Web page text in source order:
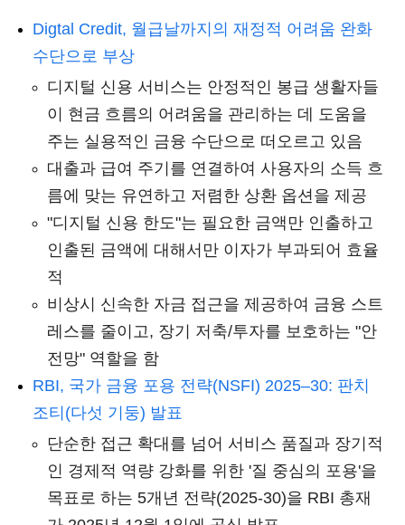
Digtal Credit, 월급날까지의 재정적 어려움 완화
수단으로 부상
디지털 신용 서비스는 안정적인 봉급 생활자들
이 현금 흐름의 어려움을 관리하는 데 도움을
주는 실용적인 금융 수단으로 떠오르고 있음
대출과 급여 주기를 연결하여 사용자의 소득 흐
름에 맞는 유연하고 저렴한 상환 옵션을 제공
"디지털 신용 한도"는 필요한 금액만 인출하고
인출된 금액에 대해서만 이자가 부과되어 효율
적
비상시 신속한 자금 접근을 제공하여 금융 스트
레스를 줄이고, 장기 저축/투자를 보호하는 "안
전망" 역할을 함
RBI, 국가 금융 포용 전략(NSFI) 2025–30: 판치
조티(다섯 기둥) 발표
단순한 접근 확대를 넘어 서비스 품질과 장기적
인 경제적 역량 강화를 위한 '질 중심의 포용'을
목표로 하는 5개년 전략(2025-30)을 RBI 총재